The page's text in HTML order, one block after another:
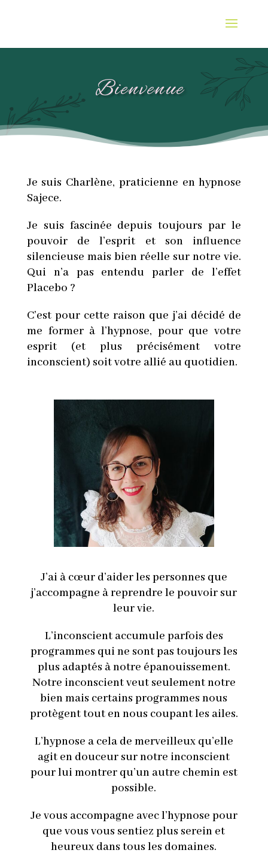
Bienvenue
Je suis Charlène, praticienne en hypnose
Sajece.
Je suis fascinée depuis toujours par le
pouvoir de l’esprit et son influence
silencieuse mais bien réelle sur notre vie.
Qui n’a pas entendu parler de l’effet
Placebo ?
C’est pour cette raison que j’ai décidé de
me former à l’hypnose, pour que votre
esprit (et plus précisément votre
inconscient) soit votre allié au quotidien.
J’ai à cœur d’aider les personnes que
j’accompagne à reprendre le pouvoir sur
leur vie.
L’inconscient accumule parfois des
programmes qui ne sont pas toujours les
plus adaptés à notre épanouissement.
Notre inconscient veut seulement notre
bien mais certains programmes nous
protègent tout en nous coupant les ailes.
L’hypnose a cela de merveilleux qu’elle
agit en douceur sur notre inconscient
pour lui montrer qu’un autre chemin est
possible.
Je vous accompagne avec l’hypnose pour
que vous vous sentiez plus serein et
heureux dans tous les domaines.